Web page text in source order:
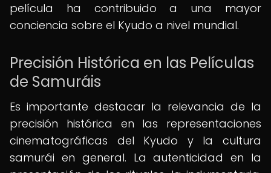
película ha contribuido a una mayor
conciencia sobre el Kyudo a nivel mundial.
Precisión Histórica en las Películas
de Samuráis
Es importante destacar la relevancia de la
precisión histórica en las representaciones
cinematográficas del Kyudo y la cultura
samurái en general. La autenticidad en la